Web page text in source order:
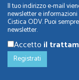
Il tuo indirizzo e-mail
newsletter e
Cistica ODV. Puoi
newsletter.
Accetto il